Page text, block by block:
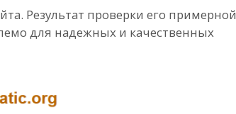
Результат проверки его примерной
для надежных и качественных